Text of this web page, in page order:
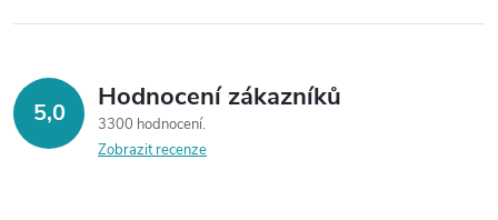
5,0 Hodnocení zákazníků
3300 hodnocení
Zobrazit recenze